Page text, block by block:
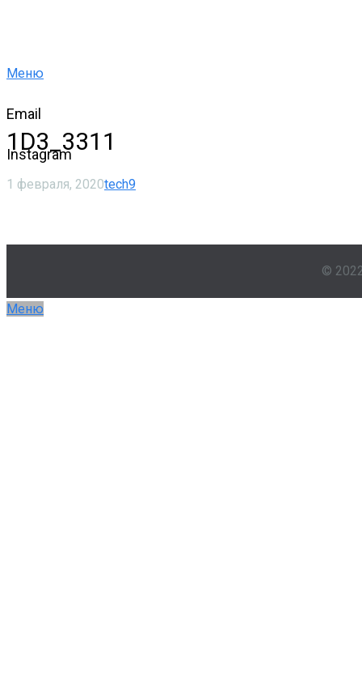
Меню
Email
Instagram
1D3_3311
1 февраля, 2020tech9
©
Меню